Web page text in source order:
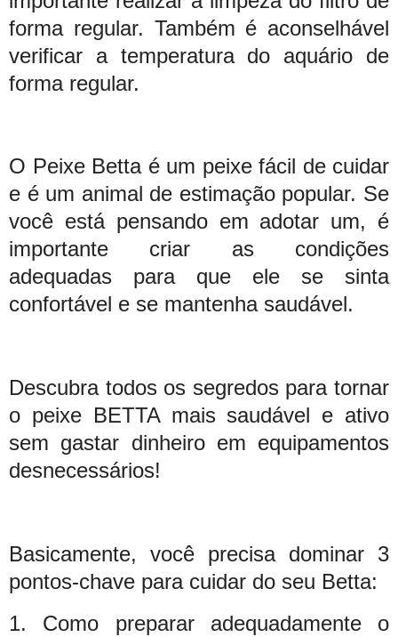
forma regular. Também é aconselhável
verificar a temperatura do aquário de
forma regular.
O Peixe Betta é um peixe fácil de cuidar
e é um animal de estimação popular. Se
você está pensando em adotar um, é
importante criar as condições
adequadas para que ele se sinta
confortável e se mantenha saudável.
Descubra todos os segredos para tornar
o peixe BETTA mais saudável e ativo
sem gastar dinheiro em equipamentos
desnecessários!
Basicamente, você precisa dominar 3
pontos-chave para cuidar do seu Betta:
1. Como preparar adequadamente o